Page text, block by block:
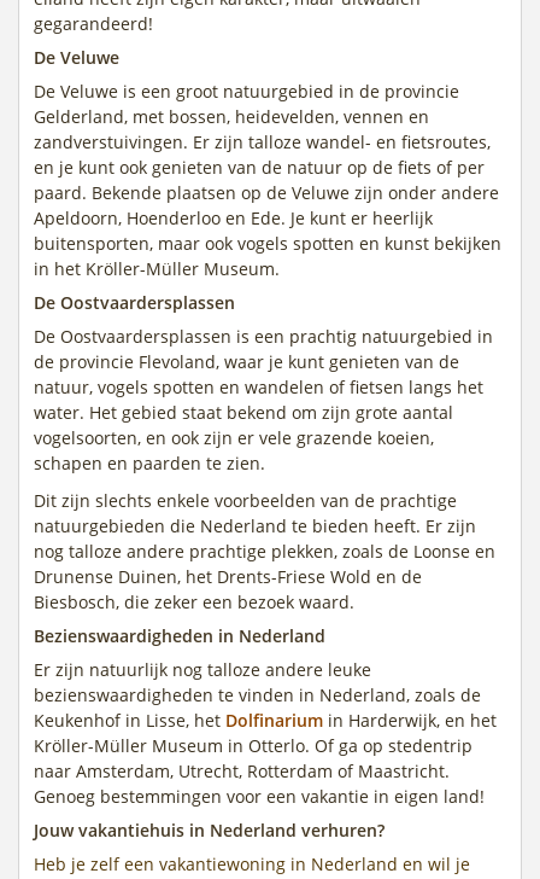
gegarandeerd!
De Veluwe
De Veluwe is een groot natuurgebied in de provincie
Gelderland, met bossen, heidevelden, vennen en
zandverstuivingen. Er zijn talloze wandel- en fietsroutes,
en je kunt ook genieten van de natuur op de fiets of per
paard. Bekende plaatsen op de Veluwe zijn onder andere
Apeldoorn, Hoenderloo en Ede. Je kunt er heerlijk
buitensporten, maar ook vogels spotten en kunst bekijken
in het Kröller-Müller Museum.
De Oostvaardersplassen
De Oostvaardersplassen is een prachtig natuurgebied in
de provincie Flevoland, waar je kunt genieten van de
natuur, vogels spotten en wandelen of fietsen langs het
water. Het gebied staat bekend om zijn grote aantal
vogelsoorten, en ook zijn er vele grazende koeien,
schapen en paarden te zien.
Dit zijn slechts enkele voorbeelden van de prachtige
natuurgebieden die Nederland te bieden heeft. Er zijn
nog talloze andere prachtige plekken, zoals de Loonse en
Drunense Duinen, het Drents-Friese Wold en de
Biesbosch, die zeker een bezoek waard.
Bezienswaardigheden in Nederland
Er zijn natuurlijk nog talloze andere leuke
bezienswaardigheden te vinden in Nederland, zoals de
Keukenhof in Lisse, het Dolfinarium in Harderwijk, en het
Kröller-Müller Museum in Otterlo. Of ga op stedentrip
naar Amsterdam, Utrecht, Rotterdam of Maastricht.
Genoeg bestemmingen voor een vakantie in eigen land!
Jouw vakantiehuis in Nederland verhuren?
Heb je zelf een vakantiewoning in Nederland en wil je